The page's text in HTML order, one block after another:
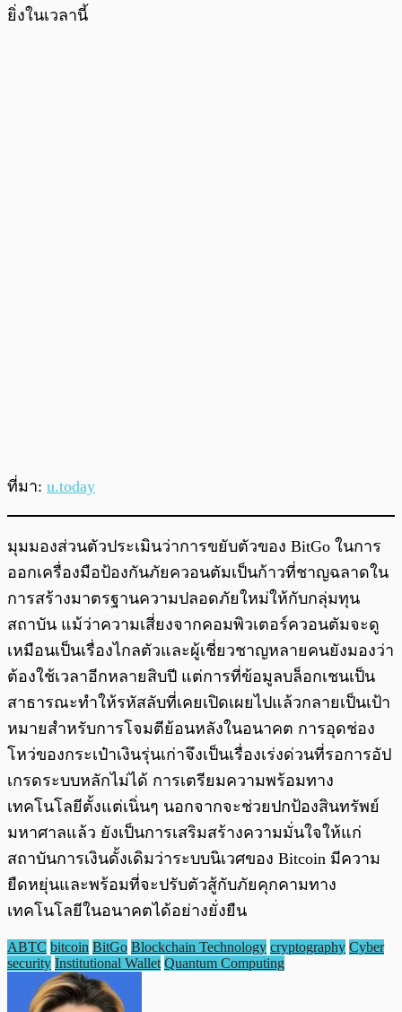
ยิ่งในเวลานี้
ที่มา: u.today
มุมมองส่วนตัวประเมินว่าการขยับตัวของ BitGo ในการ
ออกเครื่องมือป้องกันภัยควอนตัมเป็นก้าวที่ชาญฉลาดใน
การสร้างมาตรฐานความปลอดภัยใหม่ให้กับกลุ่มทุน
สถาบัน แม้ว่าความเสี่ยงจากคอมพิวเตอร์ควอนตัมจะดู
เหมือนเป็นเรื่องไกลตัวและผู้เชี่ยวชาญหลายคนยังมองว่า
ต้องใช้เวลาอีกหลายสิบปี แต่การที่ข้อมูลบล็อกเชนเป็น
สาธารณะทำให้รหัสลับที่เคยเปิดเผยไปแล้วกลายเป็นเป้า
หมายสำหรับการโจมตีย้อนหลังในอนาคต การอุดช่อง
โหว่ของกระเป๋าเงินรุ่นเก่าจึงเป็นเรื่องเร่งด่วนที่รอการอัป
เกรดระบบหลักไม่ได้ การเตรียมความพร้อมทาง
เทคโนโลยีตั้งแต่เนิ่นๆ นอกจากจะช่วยปกป้องสินทรัพย์
มหาศาลแล้ว ยังเป็นการเสริมสร้างความมั่นใจให้แก่
สถาบันการเงินดั้งเดิมว่าระบบนิเวศของ Bitcoin มีความ
ยืดหยุ่นและพร้อมที่จะปรับตัวสู้กับภัยคุกคามทาง
เทคโนโลยีในอนาคตได้อย่างยั่งยืน
ABTC bitcoin BitGo Blockchain Technology cryptography Cyber
security Institutional Wallet Quantum Computing